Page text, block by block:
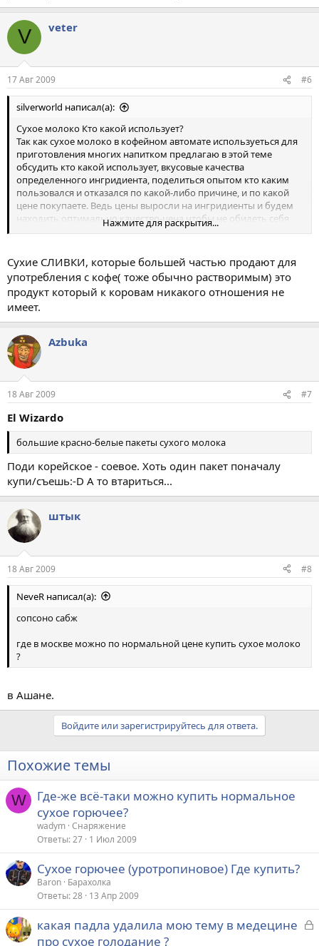
V veter
17 Авг 2009 #6
silverworld написал(а):
Сухое молоко Кто какой использует?
Так как сухое молоко в кофейном автомате используеться для
приготовления многих напитком предлагаю в этой теме
обсудить кто какой использует, вкусовые качества
определенного ингридиента, поделиться опытом кто каким
пользовался и отказался по какой-либо причине, и по какой
цене покупаете. Ведь цены выросли на ингридиенты и будем
находить оптимально качество-цена чтобы не обидеть себя
любимых и любимого покупателя
Нажмите для раскрытия...
Сухие СЛИВКИ, которые большей частью продают для
употребления с кофе( тоже обычно растворимым) это
продукт который к коровам никакого отношения не
имеет.
Azbuka
18 Авг 2009 #7
El Wizardo
большие красно-белые пакеты сухого молока
Поди корейское - соевое. Хоть один пакет поначалу
купи/съешь:-D А то втариться...
штык
18 Авг 2009 #8
NeveR написал(а):
сопсоно сабж
где в москве можно по нормальной цене купить сухое молоко
?
в Ашане.
Войдите или зарегистрируйтесь для ответа.
Похожие темы
W
Где-же всё-таки можно купить нормальное
сухое горючее?
wadym Снаряжение
Ответы 27 1 Июл 2009
Сухое горючее (уротропиновое) Где купить?
Baron Барахолка
Ответы 28 13 Апр 2009
З
какая падла удалила мою тему в медецине
про сухое голодание ?